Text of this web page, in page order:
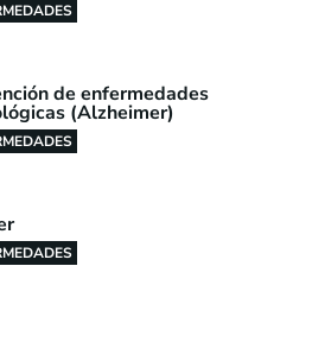
de enfermedades
(Alzheimer)